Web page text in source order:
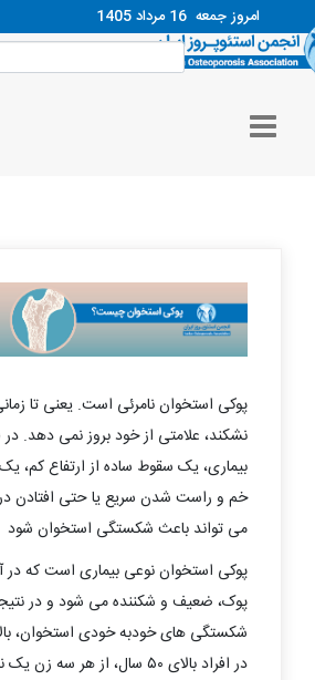
امروز جمعه 16 مرداد 1405
پوکی استخوان نامرئی است. یعنی تا
نشکند، علامتی از خود بروز نمی دهد. در
بیماری، یک سقوط ساده از ارتفاع کم، یک
خم و راست شدن سریع یا حتی افتادن در
می تواند باعث شکستگی استخوان شود
پوکی استخوان نوعی بیماری است که در
پوک، ضعیف و شکننده می شود و در
شکستگی های خودبه خودی استخوان، بالا
در افراد بالای ۵۰ سال، از هر سه زن